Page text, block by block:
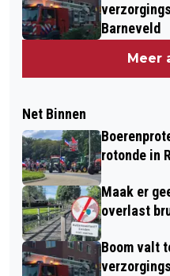
Barneveld
Meer
Net Binnen
rotonde in
Maak er
overlast
Boom valt